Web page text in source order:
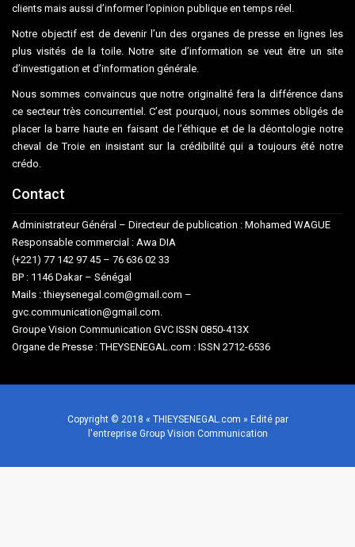
clients mais aussi d’informer l’opinion publique en temps réel.
Notre objectif est de devenir l’un des organes de presse en lignes les
plus visités de la toile. Notre site d’information se veut être un site
d’investigation et d’information générale.
Nous sommes convaincus que notre originalité fera la différence dans
ce secteur très concurrentiel. C’est pourquoi, nous sommes obligés de
placer la barre haute en faisant de l’éthique et de la déontologie notre
cheval de Troie en insistant sur la crédibilité qui a toujours été notre
crédo.
Contact
Administrateur Général – Directeur de publication : Mohamed WAGUE
Responsable commercial : Awa DIA
(+221) 77 142 97 45 – 76 636 02 33
BP : 1146 Dakar – Sénégal
Mails : thieysenegal.com@gmail.com –
gvc.communication@gmail.com.
Groupe Vision Communication GVC ISSN 0850-413X
Organe de Presse : THEYSENEGAL.com : ISSN 2712-6536
Copyright © 2018 « THIEYSENEGAL.com » Edité par
l'entreprise Group Vision Communication